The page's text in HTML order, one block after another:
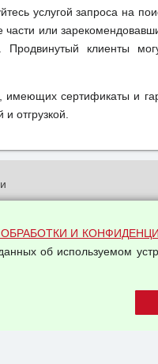
услугой запроса на
или
клиенты
сертификаты и
отгрузкой.
И
об используемом